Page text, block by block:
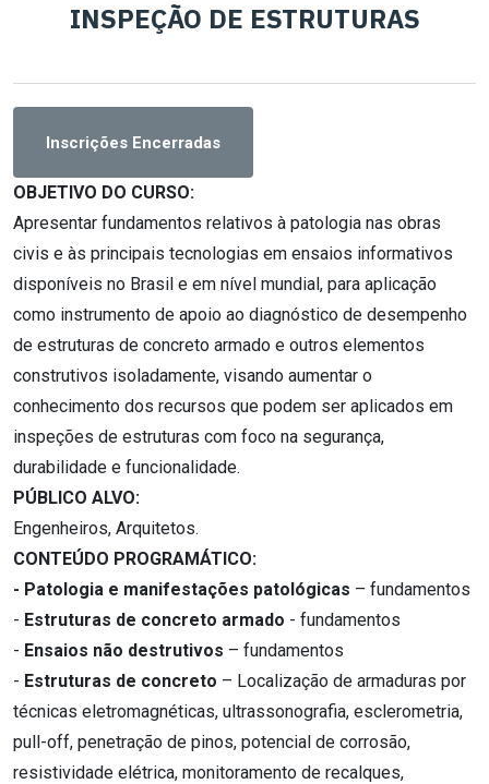
INSPEÇÃO DE ESTRUTURAS
Inscrições Encerradas
OBJETIVO DO CURSO:
Apresentar fundamentos relativos à patologia nas obras
civis e às principais tecnologias em ensaios informativos
disponíveis no Brasil e em nível mundial, para aplicação
como instrumento de apoio ao diagnóstico de desempenho
de estruturas de concreto armado e outros elementos
construtivos isoladamente, visando aumentar o
conhecimento dos recursos que podem ser aplicados em
inspeções de estruturas com foco na segurança,
durabilidade e funcionalidade.
PÚBLICO ALVO:
Engenheiros, Arquitetos.
CONTEÚDO PROGRAMÁTICO:
- Patologia e manifestações patológicas – fundamentos
- Estruturas de concreto armado - fundamentos
- Ensaios não destrutivos – fundamentos
- Estruturas de concreto – Localização de armaduras por
técnicas eletromagnéticas, ultrassonografia, esclerometria,
pull-off, penetração de pinos, potencial de corrosão,
resistividade elétrica, monitoramento de recalques,